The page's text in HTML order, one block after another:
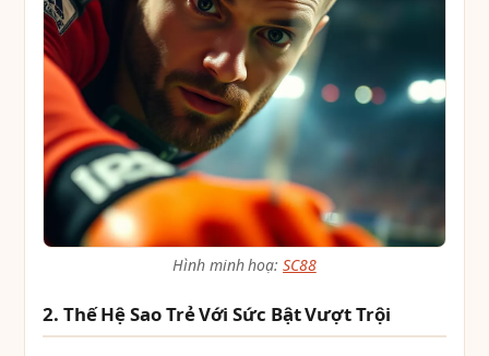
Hình minh hoạ:SC88
2. Thế Hệ Sao Trẻ Với Sức Bật Vượt Trội